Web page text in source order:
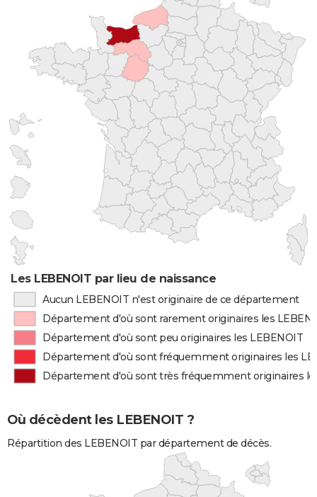
Les LEBENOIT par lieu de naissance
Aucun LEBENOIT n'est originaire de ce département
Département d'où sont rarement originaires les
Département d'où sont peu originaires les LEBENOIT
Département d'où sont fréquemment originaires les
Département d'où sont très fréquemment originaires
Où décèdent les LEBENOIT ?
Répartition des LEBENOIT par département de décès.